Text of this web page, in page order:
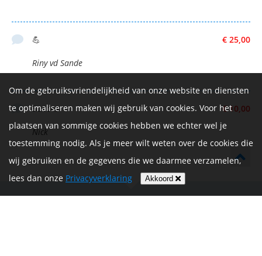
€ 25,00
💪
Riny vd Sande
€ 10,00
Succes
Nick
Om de gebruiksvriendelijkheid van onze website en diensten
te optimaliseren maken wij gebruik van cookies. Voor het
plaatsen van sommige cookies hebben we echter wel je
toestemming nodig. Als je meer wilt weten over de cookies die
wij gebruiken en de gegevens die we daarmee verzamelen,
lees dan onze Privacyverklaring Akkoord